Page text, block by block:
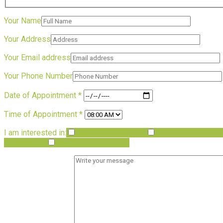
Your Name
Your Address
Your Email address
Your Phone Number
Date of Appointment *
Time of Appointment *
I am interested in: